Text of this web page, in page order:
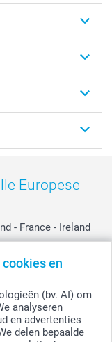
en
(bv. AI) om
analyseren
en advertenties
delen bepaalde
Europese
- France - Ireland
- Suisse -
-
verzendkosten.